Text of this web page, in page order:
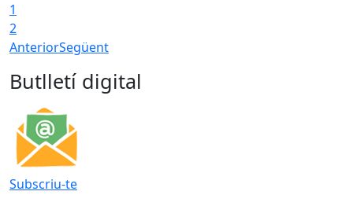
1
2
AnteriorSegüent
Butlletí digital
Subscriu-te